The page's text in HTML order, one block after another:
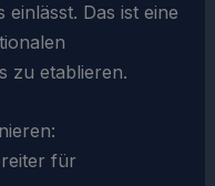
Das ist eine
zu etablieren.
für